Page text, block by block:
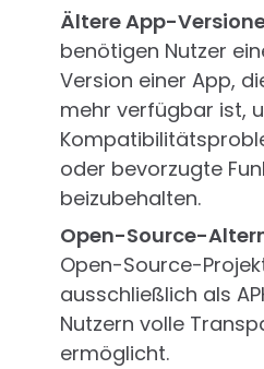
Ältere App-
benötigen Nutzer
Version einer App,
mehr verfügbar ist,
oder bevorzugte
beizubehalten.
Open-Source-
Open-Source-
ausschließlich als
Nutzern volle
ermöglicht.